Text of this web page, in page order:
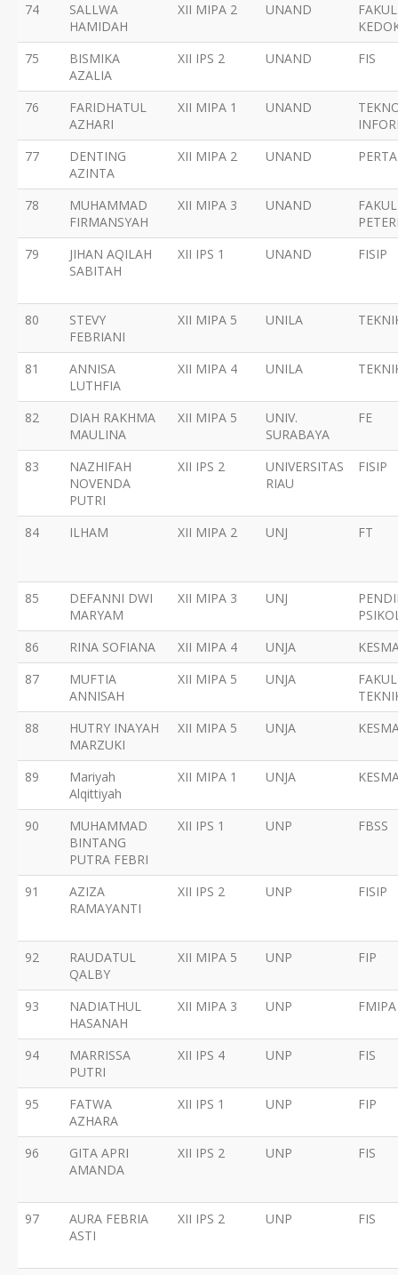
74
SALLWA
HAMIDAH
XII MIPA 2 UNAND
75
BISMIKA
AZALIA
XII IPS 2 UNAND FIS
76
FARIDHATUL
AZHARI
XII MIPA 1 UNAND
77
DENTING
AZINTA
XII MIPA 2 UNAND
78
MUHAMMAD
FIRMANSYAH
XII MIPA 3 UNAND
79
JIHAN AQILAH
SABITAH
XII IPS 1 UNAND FISIP
80
STEVY
FEBRIANI
XII MIPA 5 UNILA
81
ANNISA
LUTHFIA
XII MIPA 4 UNILA
82
DIAH RAKHMA
MAULINA
XII MIPA 5
UNIV.
SURABAYA
FE
83
NAZHIFAH
NOVENDA
PUTRI
XII IPS 2
UNIVERSITAS
RIAU
FISIP
84 ILHAM XII MIPA 2 UNJ FT
85
DEFANNI DWI
MARYAM
XII MIPA 3 UNJ
86
RINA SOFIANA XII MIPA 4 UNJA
87
MUFTIA
ANNISAH
XII MIPA 5 UNJA
88
HUTRY INAYAH
MARZUKI
XII MIPA 5 UNJA
89
Mariyah
Alqittiyah
XII MIPA 1 UNJA
90
MUHAMMAD
BINTANG
PUTRA FEBRI
XII IPS 1 UNP FBSS
91
AZIZA
RAMAYANTI
XII IPS 2 UNP FISIP
92
RAUDATUL
QALBY
XII MIPA 5 UNP FIP
93
NADIATHUL
HASANAH
XII MIPA 3 UNP FMIPA
94
MARRISSA
PUTRI
XII IPS 4 UNP FIS
95
FATWA
AZHARA
XII IPS 1 UNP FIP
96
GITA APRI
AMANDA
XII IPS 2 UNP FIS
97
AURA FEBRIA
ASTI
XII IPS 2 UNP FIS